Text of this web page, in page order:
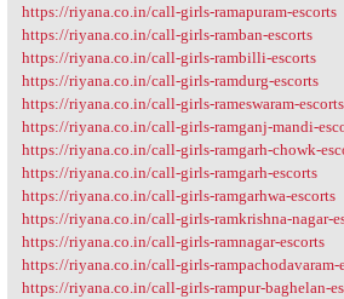
https://riyana.co.in/call-girls-ramapuram-escorts
https://riyana.co.in/call-girls-ramban-escorts
https://riyana.co.in/call-girls-rambilli-escorts
https://riyana.co.in/call-girls-ramdurg-escorts
https://riyana.co.in/call-girls-rameswaram-escorts
https://riyana.co.in/call-girls-ramganj-mandi-
https://riyana.co.in/call-girls-ramgarh-chowk-
https://riyana.co.in/call-girls-ramgarh-escorts
https://riyana.co.in/call-girls-ramgarhwa-escorts
https://riyana.co.in/call-girls-ramkrishna-nagar-
https://riyana.co.in/call-girls-ramnagar-escorts
https://riyana.co.in/call-girls-rampachodavaram-
https://riyana.co.in/call-girls-rampur-baghelan-